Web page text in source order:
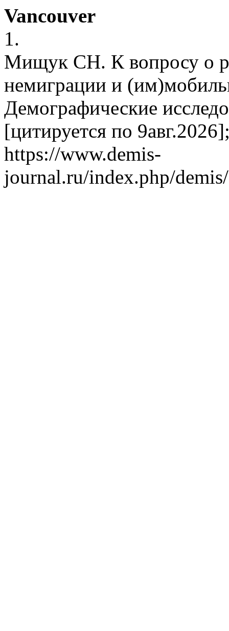
Vancouver
1.
Мищук СН. К вопросу о
немиграции и
Демографические
[цитируется по
https://www.demis-
journal.ru/index.php/